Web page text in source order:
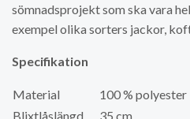
sömnadsprojekt som ska vara
exempel olika sorters jackor,
Specifikation
Material
100 % polyester
Blixtlåslängd
35 cm